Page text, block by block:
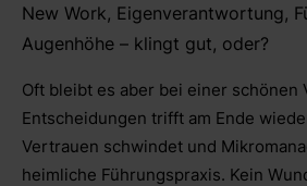
New Work, Eigenverantwortung,
Augenhöhe – klingt gut, oder?
Oft bleibt es aber bei einer schönen
Entscheidungen trifft am Ende
Vertrauen schwindet und
heimliche Führungspraxis. Kein